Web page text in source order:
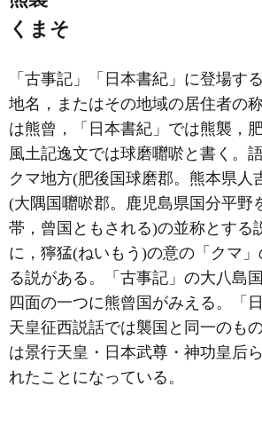
くまそ
「古事記」「日本書紀」に登場す
地名，またはその地域の居住者の
は熊曾，「日本書紀」では熊襲，
風土記逸文では球磨囎唹と書く。
クマ地方(肥後国球磨郡。熊本県人
(大隅国囎唹郡。鹿児島県国分平野
帯，曾国ともされる)の並称とする
に，獰猛(ねいもう)の意の「クマ
る説がある。「古事記」の大八島
四面の一つに熊曾国がみえる。「
天皇征西説話では襲国と同一のも
は景行天皇・日本武尊・神功皇后
れたことになっている。